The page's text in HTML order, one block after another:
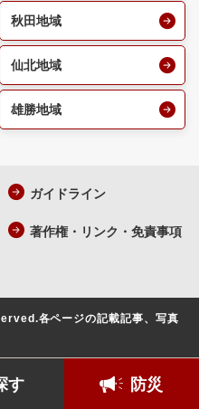
す 防災
秋田地域
仙北地域
雄勝地域
ガイドライン
著作権・リンク・免責事項
各ページの記載記事、写真